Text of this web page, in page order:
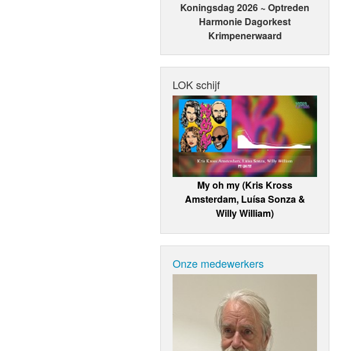
Koningsdag 2026 ~ Optreden
Harmonie Dagorkest
Krimpenerwaard
LOK schijf
My oh my (Kris Kross
Amsterdam, Luísa Sonza &
Willy William)
Onze medewerkers